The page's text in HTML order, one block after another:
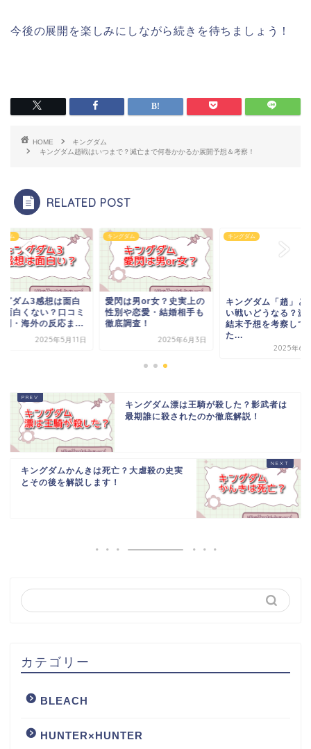
今後の展開を楽しみにしながら続きを待ちましょう！
HOME
キングダム
キングダム趙戦はいつまで？滅亡まで何巻かかるか展開予想＆考察！
RELATED POST
ダム
グダム3感想は面白
面白くない？口コミ
判・海外の反応ま...
2025年5月11日
キングダム
愛閃は男or女？史実上の
性別や恋愛・結婚相手も
徹底調査！
2025年6月3日
キングダム
キングダム「趙」と
い戦いどうなる？滅
結末予想を考察して
た...
2025年6
キングダム漂は王騎が殺した？影武者は
最期誰に殺されたのか徹底解説！
キングダムかんきは死亡？大虐殺の史実
とその後を解説します！
カテゴリー
BLEACH
HUNTER×HUNTER